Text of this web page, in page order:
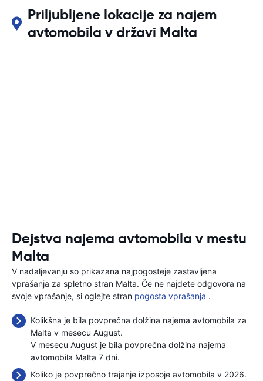
Priljubljene lokacije za najem
avtomobila v državi Malta
Dejstva najema avtomobila v mestu
Malta
V nadaljevanju so prikazana najpogosteje zastavljena
vprašanja za spletno stran Malta. Če ne najdete odgovora na
svoje vprašanje, si oglejte stran pogosta vprašanja .
Kolikšna je bila povprečna dolžina najema avtomobila za
Malta v mesecu August.
V mesecu August je bila povprečna dolžina najema
avtomobila Malta 7 dni.
Koliko je povprečno trajanje izposoje avtomobila v 2026.